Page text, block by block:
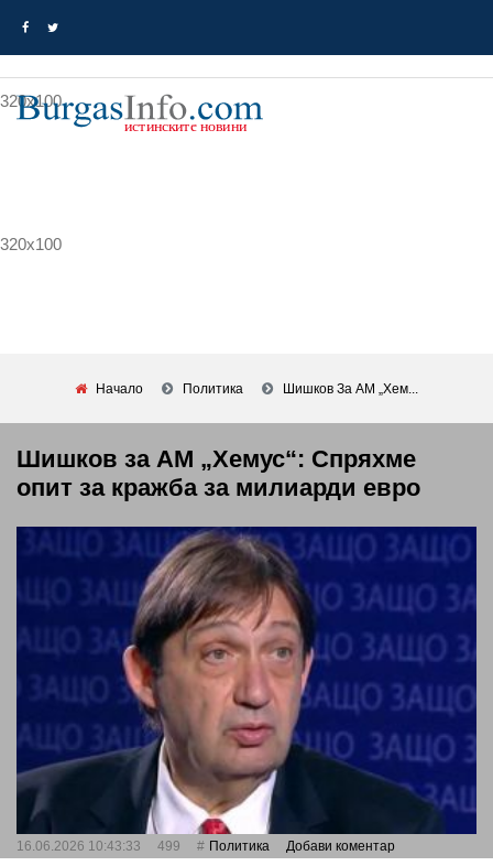
320x100
320x100
Начало Политика Шишков За АМ „Хем...
Шишков за АМ „Хемус“: Спряхме
опит за кражба за милиарди евро
16.06.2026 10:43:33 499 Политика Добави коментар